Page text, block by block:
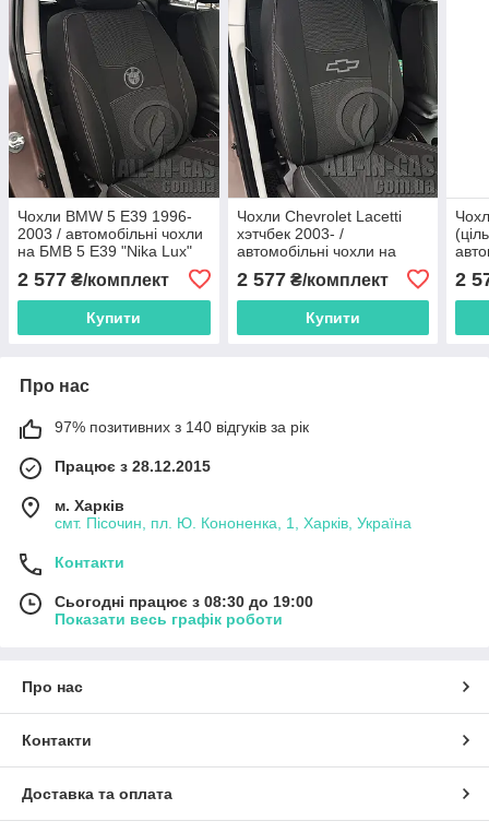
Чохли BMW 5 Е39 1996-
2003 / автомобільні чохли
на БМВ 5 Е39 "Nika Lux"
2 577 ₴/комплект
Купити
Чохли Chevrolet Lacetti
хэтчбек 2003- /
автомобільні чохли на
Lux"
2 577₴/комплект
Купити
2
Про нас
97% позитивних з 140 відгуків за рік
Працює з 28.12.2015
м. Харків
смт. Пісочин, пл. Ю. Кононенка, 1, Харків, Україна
Контакти
Сьогодні працює з 08:30 до 19:00
Показати весь графік роботи
Про нас
Контакти
Доставка та оплата